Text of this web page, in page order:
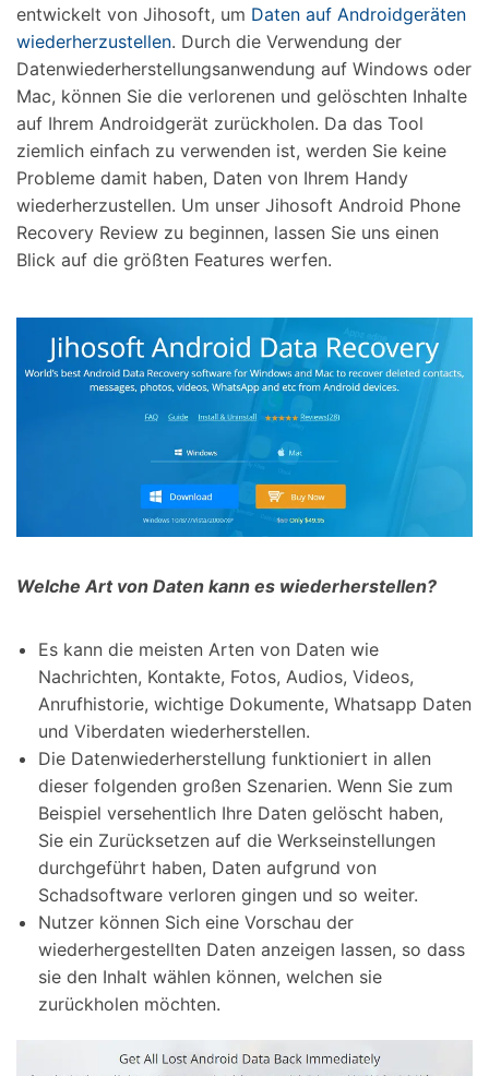
entwickelt von Jihosoft, um Daten auf Androidgeräten
wiederherzustellen. Durch die Verwendung der
Datenwiederherstellungsanwendung auf Windows oder
Mac, können Sie die verlorenen und gelöschten Inhalte
auf Ihrem Androidgerät zurückholen. Da das Tool
ziemlich einfach zu verwenden ist, werden Sie keine
Probleme damit haben, Daten von Ihrem Handy
wiederherzustellen. Um unser Jihosoft Android Phone
Recovery Review zu beginnen, lassen Sie uns einen
Blick auf die größten Features werfen.
Welche Art von Daten kann es wiederherstellen?
Es kann die meisten Arten von Daten wie
Nachrichten, Kontakte, Fotos, Audios, Videos,
Anrufhistorie, wichtige Dokumente, Whatsapp Daten
und Viberdaten wiederherstellen.
Die Datenwiederherstellung funktioniert in allen
dieser folgenden großen Szenarien. Wenn Sie zum
Beispiel versehentlich Ihre Daten gelöscht haben,
Sie ein Zurücksetzen auf die Werkseinstellungen
durchgeführt haben, Daten aufgrund von
Schadsoftware verloren gingen und so weiter.
Nutzer können Sich eine Vorschau der
wiederhergestellten Daten anzeigen lassen, so dass
sie den Inhalt wählen können, welchen sie
zurückholen möchten.